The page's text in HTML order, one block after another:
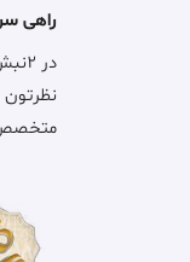
راهی
در
نظرتون
متخصص